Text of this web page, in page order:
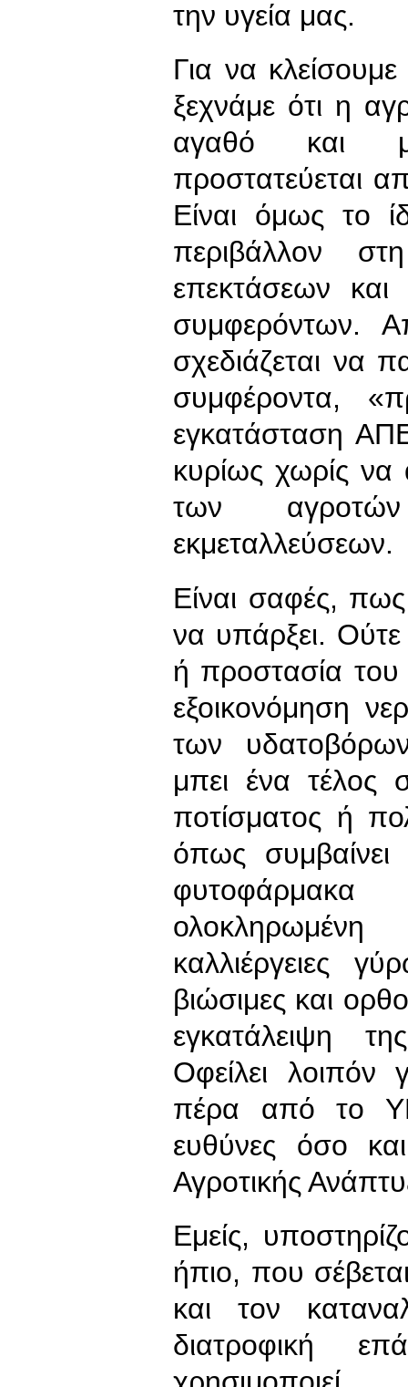
την υγεία μας.
Για να
ξεχνάμε ότι η
αγαθό και
προστατεύεται
Είναι όμως το
περιβάλλον
επεκτάσεων και
συμφερόντων.
σχεδιάζεται να
συμφέροντα,
εγκατάσταση
κυρίως χωρίς να
των
εκμεταλλεύσεων.
Είναι σαφές,
να υπάρξει.
ή προστασία του
εξοικονόμηση
των
μπει ένα τέλος
ποτίσματος ή
όπως
ολοκληρωμένη
καλλιέργειες
βιώσιμες και
εγκατάλειψη
Οφείλει λοιπόν
πέρα από το
ευθύνες όσο
Αγροτικής
Εμείς,
ήπιο, που
και τον
διατροφική